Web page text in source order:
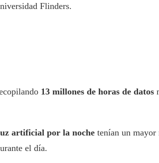
Flinders.
13 millones de horas de datos
artificial por la noche tenían un mayor
el día.